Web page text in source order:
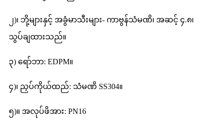
၂)၊ ဘို့များနှင့် အခွံမာသီးများ- ကာဗွန်သံမဏိ၊ အဆင့် ၄.၈၊
သွပ်ချထားသည်။
၃) ရော်ဘာ: EDPM။
၄)၊ ညှပ်ကိုယ်ထည်: သံမဏိ SS304။
၅)။ အလုပ်ဖိအား: PN16